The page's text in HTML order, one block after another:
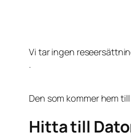
Vi tar ingen
.
Den som kommer hem
Hitta till